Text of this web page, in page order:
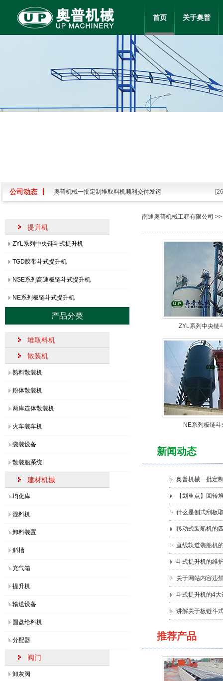
首页 关于奥普
公司动态 奥普机械一批定制堆取料机顺利交付发运
奥普机械：一批堆取料机发货了！
移动式装船机的四大特点​与用途
【每日分享】熟料散装机的结构组成及操作使用流程
直线轨道装船机的性能特点解读，超实用！
【敲黑板】回转堆料机的作用特点
南通奥普机械工程有限公司 >>
ZYL系列中央链
NE系列板链
新闻动态
奥普机械一批定
【划重点】回转
什么是侧式刮板
移动式装船机的
直线轨道装船机
斗式提升机的维
关于网站内容违
斗式提升机的4
讲解关于板链斗
推荐产品
提升机
ZYL系列中央链斗式提升机
TGD胶带斗式提升机
NSE系列高速板链斗式提升机
NE系列板链斗式提升机
产品分类
堆取料机
散装机
熟料散装机
粉体散装机
两库连体散装机
火车装车机
袋装设备
散装船系统
建材机械
均化库
混料机
卸料装置
斜槽
充气箱
提升机
输送设备
圆盘给料机
分配器
阀门
卸灰阀